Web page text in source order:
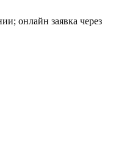
онлайн заявка через